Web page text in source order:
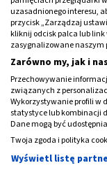
Rak
uzasadnionego interesu,
przycisk „Zarządzaj
kliknij odcisk palca lub link
zasygnalizowane naszym
Zarówno my, jak i
Przechowywanie
związanych z
Wykorzystywanie profili w
statystyce lub kombinacji
Dane mogą być
Twoja zgoda i polityka
Wyświetl listę